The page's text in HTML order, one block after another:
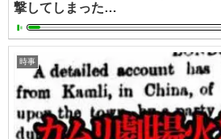
撃してしまった…
時事